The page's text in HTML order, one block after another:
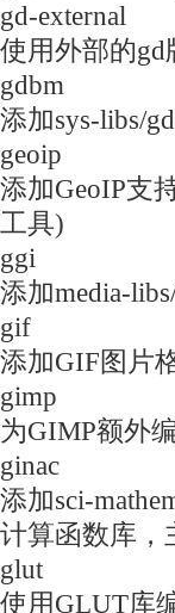
gd-external
使用外部的
gdbm
添加sys-libs/
geoip
添加GeoIP支
工具)
ggi
添加media-
gif
添加GIF图片
gimp
为GIMP额外
ginac
添加sci-
计算函数库，
glut
使用GLUT库